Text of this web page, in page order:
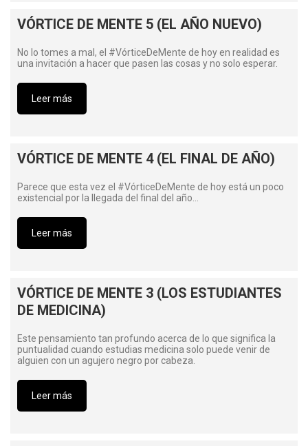
VÓRTICE DE MENTE 5 (EL AÑO NUEVO)
No lo tomes a mal, el #VórticeDeMente de hoy en realidad es
una invitación a hacer que pasen las cosas y no solo esperar.
Leer más
VÓRTICE DE MENTE 4 (EL FINAL DE AÑO)
Parece que esta vez el #VórticeDeMente de hoy está un poco
existencial por la llegada del final del año…
Leer más
VÓRTICE DE MENTE 3 (LOS ESTUDIANTES
DE MEDICINA)
Este pensamiento tan profundo acerca de lo que significa la
puntualidad cuando estudias medicina solo puede venir de
alguien con un agujero negro por cabeza.
Leer más